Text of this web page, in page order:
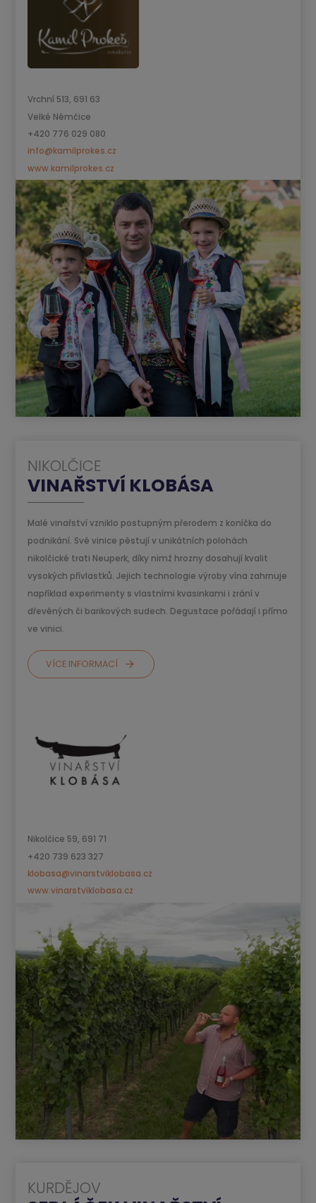
Vrchní 513, 691 63
Velké Němčice
+420 776 029 080
info@kamilprokes.cz
www.kamilprokes.cz
Nikolčice 59, 691 71
+420 739 623 327
klobasa@vinarstviklobasa.cz
www.vinarstviklobasa.cz
NIKOLČICE
VINAŘSTVÍ KLOBÁSA
Malé vinařství vzniklo postupným přerodem z koníčka do
podnikání. Své vinice pěstují v unikátních polohách
nikolčické trati Neuperk, díky nimž hrozny dosahují kvalit
vysokých přívlastků. Jejich technologie výroby vína zahrnuje
například experimenty s vlastními kvasinkami i zrání v
dřevěných či barikových sudech. Degustace pořádají i přímo
ve vinici.
VÍCE INFORMACÍ
KURDĚJOV